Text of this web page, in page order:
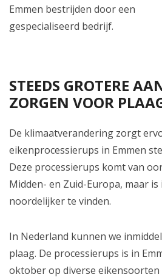
Emmen bestrijden door een
gespecialiseerd bedrijf.
STEEDS GROTERE
ZORGEN VOOR
De klimaatverandering zorgt
eikenprocessierups in Emmen
Deze processierups komt van
Midden- en Zuid-Europa, maar is
noordelijker te vinden.
In Nederland kunnen we
plaag. De processierups is in
oktober op diverse eikensoorten